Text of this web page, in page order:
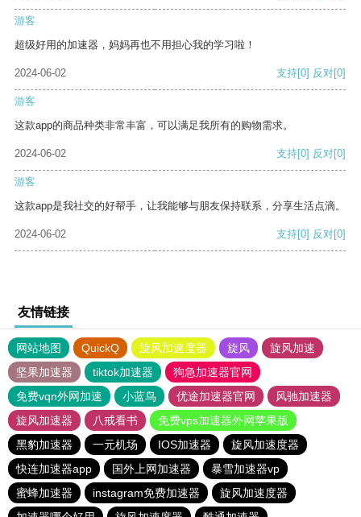
游客
超级好用的加速器，妈妈再也不用担心我的学习啦！
2024-06-02 支持[0] 反对[0]
游客
这款app的商品种类非常丰富，可以满足我所有的购物需求。
2024-06-02 支持[0] 反对[0]
游客
这款app是我社交的好帮手，让我能够与朋友保持联系，分享生活点滴。
2024-06-02 支持[0] 反对[0]
友情链接
网站地图 QuickQ 旋风加速度器 旋风
旋风加速
坚果加速器
tiktok加速器
狗急加速器官网
免费vqn外网加速
小蓝鸟 优途加速器官网
风驰加速器
旋风加速器
八戒看书
免费vps加速器外网苹果版
黑豹加速器
一元机场 IOS加速器
旋风加速度器
快连加速器app
国外上网加速器
暴雪加速器vp
蜜蜂加速器
instagram免费加速器
旋风加速度器